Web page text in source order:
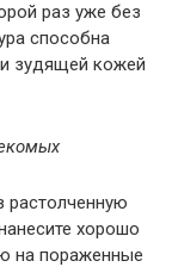
раз уже без
способна
зудящей кожей
растолченную
хорошо
на пораженные